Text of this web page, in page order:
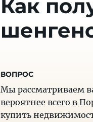
Как
Мы рассматриваем
вероятнее всего в
купить